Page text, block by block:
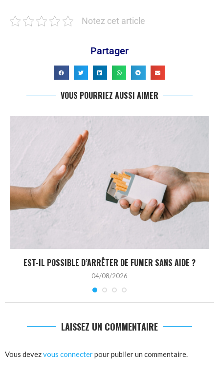
Notez cet article
Partager
VOUS POURRIEZ AUSSI AIMER
EST-IL POSSIBLE D’ARRÊTER DE FUMER SANS AIDE ?
04/08/2026
LAISSEZ UN COMMENTAIRE
Vous devezvous connecterpour publier un commentaire.